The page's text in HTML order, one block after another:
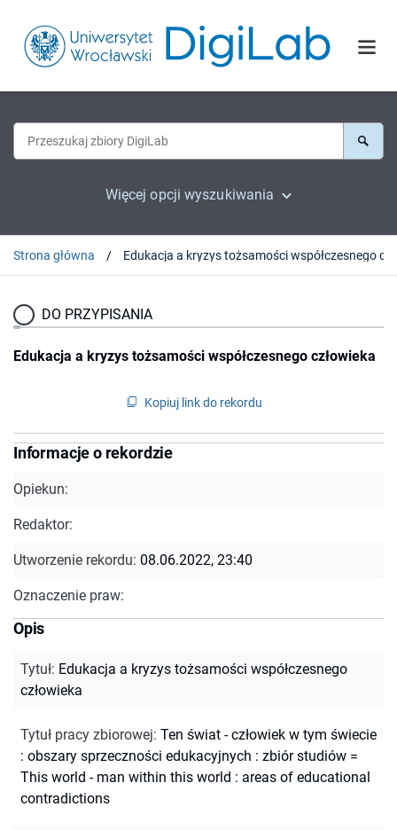
Więcej opcji wyszukiwania
Strona główna
DO PRZYPISANIA
Edukacja a kryzys tożsamości współczesnego człowieka
Kopiuj link do rekordu
Informacje o rekordzie
Opiekun:
Redaktor:
Utworzenie rekordu: 08.06.2022, 23:40
Oznaczenie praw:
Opis
Tytuł: Edukacja a kryzys tożsamości współczesnego
człowieka
Tytuł pracy zbiorowej: Ten świat - człowiek w tym świecie
: obszary sprzeczności edukacyjnych : zbiór studiów =
This world - man within this world : areas of educational
contradictions